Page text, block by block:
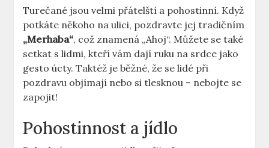
Turečané jsou velmi přátelští a pohostinní. Když
potkáte někoho na ulici, pozdravte jej tradičním
„Merhaba“, což znamená „Ahoj“. Můžete se také
setkat s lidmi, kteří vám dají ruku na srdce jako
gesto úcty. Taktéž je běžné, že se lidé při
pozdravu objímají nebo si tlesknou – nebojte se
zapojit!
Pohostinnost a jídlo